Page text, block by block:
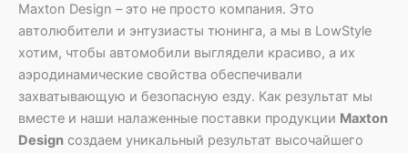
Maxton Design – это не просто компания. Это
автолюбители и энтузиасты тюнинга, а мы в LowStyle
хотим, чтобы автомобили выглядели красиво, а их
аэродинамические свойства обеспечивали
захватывающую и безопасную езду. Как результат мы
вместе и наши налаженные поставки продукции Maxton
Design создаем уникальный результат высочайшего